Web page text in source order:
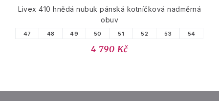
Livex 410 hnědá nubuk pánská kotníčková nadměrná
obuv
47 48 49 50 51 52 53 54
4 790 Kč